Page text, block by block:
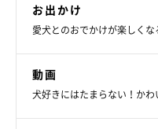
お出かけ
愛犬とのおでかけが楽しく
動画
犬好きにはたまらない！か